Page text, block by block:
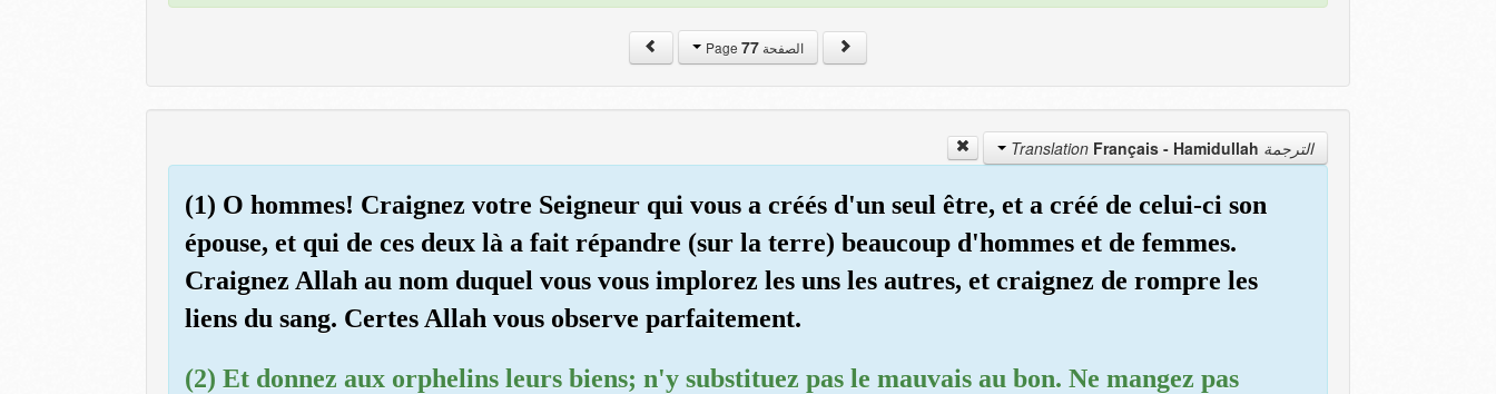
الصفحة Page77
الترجمة Translation Français - Hamidullah
(1) O hommes! Craignez votre Seigneur qui vous a créés d'un seul être, et a créé de celui-ci son
épouse, et qui de ces deux là a fait répandre (sur la terre) beaucoup d'hommes et de femmes.
Craignez Allah au nom duquel vous vous implorez les uns les autres, et craignez de rompre les
liens du sang. Certes Allah vous observe parfaitement.
(2) Et donnez aux orphelins leurs biens; n'y substituez pas le mauvais au bon. Ne mangez pas